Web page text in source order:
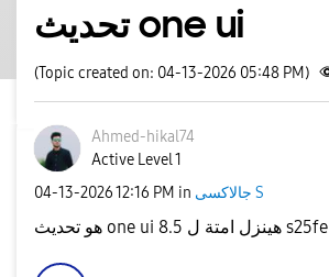
تحديث one ui
(Topic created on: 04-13-2026 05:48 PM)
Ahmed-hikal74
Active Level 1
‎04-13-202612:16 PM in جالاكسى S
هو تحديث one ui 8.5 هينزل امتة ل s25fe